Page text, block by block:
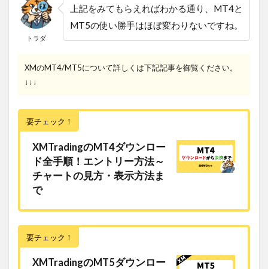
トラダ
上記をみてもらえればわかる通り、MT4と
MT5の使い勝手はほぼ変わりないですね。
XMのMT4/MT5について詳しくは下記記事を御覧ください。
↓↓↓
要チェック！
XMTradingのMT4ダウンロー
ド全手順！エントリー方法～
チャートの見方・表示方法ま
で
要チェック！
XMTradingのMT5ダウンロー